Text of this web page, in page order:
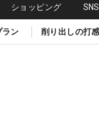
ショッピング
ラン 削り出しの打